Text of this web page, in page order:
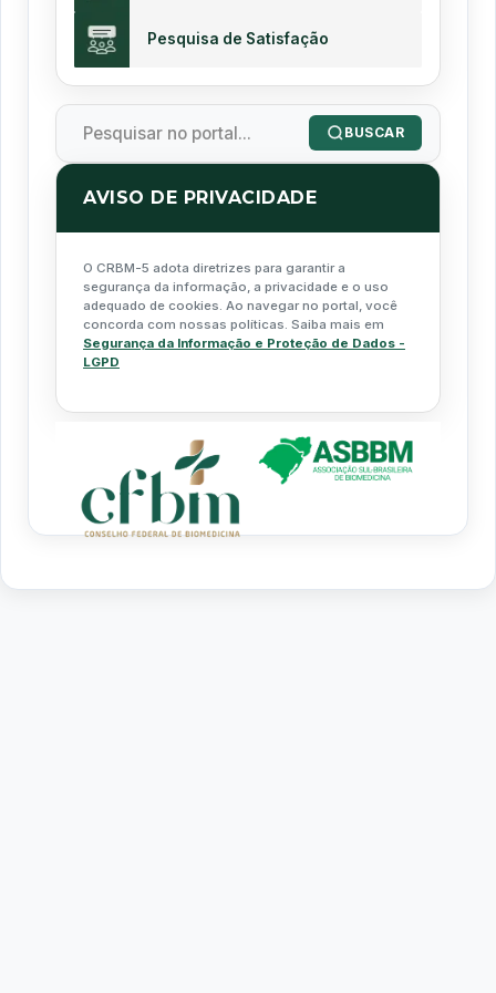
Pesquisa de Satisfação
BUSCAR
AVISO DE PRIVACIDADE
O CRBM-5 adota diretrizes para garantir a
segurança da informação, a privacidade e o uso
adequado de cookies. Ao navegar no portal, você
concorda com nossas políticas. Saiba mais em
Segurança da Informação e Proteção de Dados -
LGPD